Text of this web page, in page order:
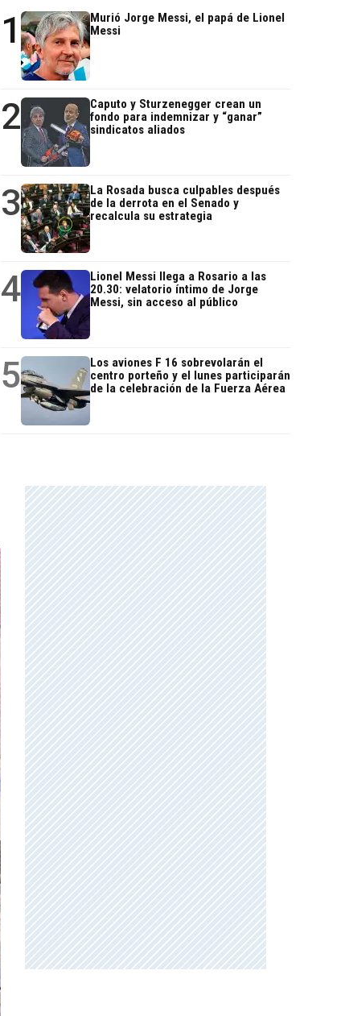
1
Murió Jorge Messi, el papá de Lionel
Messi
2
Caputo y Sturzenegger crean un
fondo para indemnizar y “ganar”
sindicatos aliados
3
La Rosada busca culpables después
de la derrota en el Senado y
recalcula su estrategia
4
Lionel Messi llega a Rosario a las
20.30: velatorio íntimo de Jorge
Messi, sin acceso al público
5
Los aviones F 16 sobrevolarán el
centro porteño y el lunes participarán
de la celebración de la Fuerza Aérea